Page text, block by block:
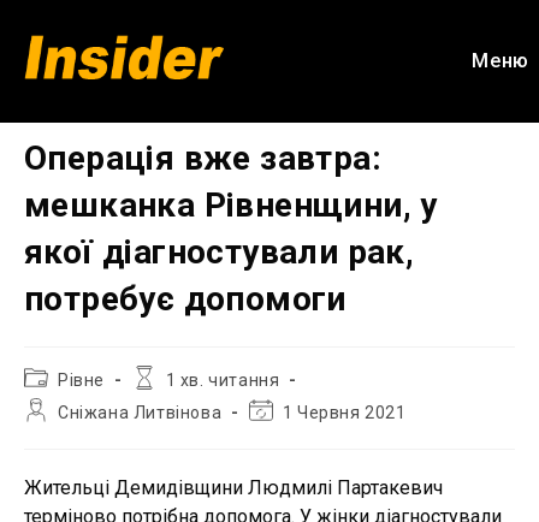
вмісту
Меню
Операція вже завтра:
мешканка Рівненщини, у
якої діагностували рак,
потребує допомоги
Категорія
запису:
Рівне
Час
1 хв. читання
АвторСніжана Литвінова
Остання1 Червня 2021
Жительці Демидівщини Людмилі Партакевич
терміново потрібна допомога. У жінки діагностували